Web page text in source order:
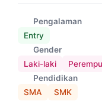
Pengalaman
Entry
Gender
Laki-laki
Pendidikan
SMA
SMK